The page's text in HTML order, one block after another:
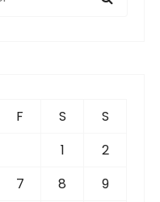
F S
S
1
2
7 8
9